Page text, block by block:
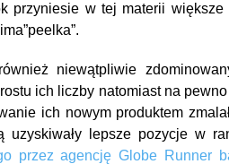
przyniesie w tej materii większe
niewątpliwie
ich liczby natomiast na
ich nowym produktem
lepsze pozycje w
przez agencję Globe Runner